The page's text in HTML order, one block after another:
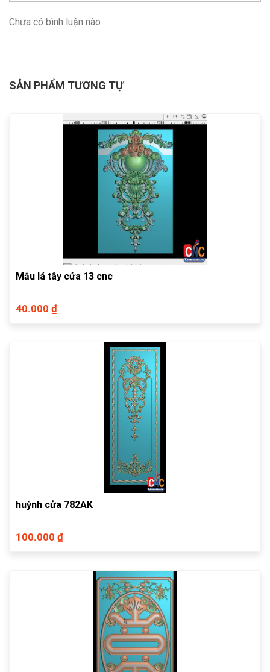
Chưa có bình luận nào
SẢN PHẨM TƯƠNG TỰ
Mẫu lá tây cửa 13 cnc
40.000 ₫
huỳnh cửa 782AK
100.000 ₫